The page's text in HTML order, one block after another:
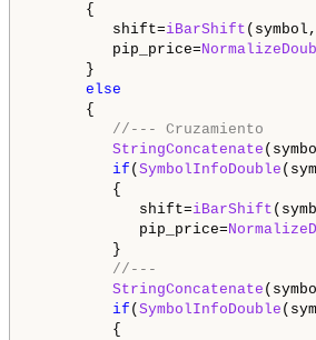
{
shift=iBarShift
pip_price=
}
else
{
//--- Cruzamiento
StringConcatenate
if ( SymbolInfoDouble
{
shift=iBarShift
pip_price=
}
//---
StringConcatenate
if ( SymbolInfoDouble
{